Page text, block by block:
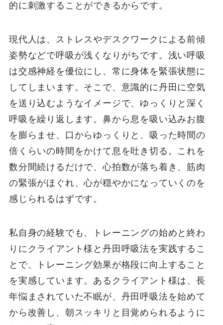
的に刺激することができるからです。
現代人は、ストレスやデスクワークによる前傾
姿勢などで呼吸が浅くなりがちです。浅い呼吸
は交感神経を優位にし、常に身体を緊張状態に
してしまいます。そこで、意識的に丹田に空気
を送り込むようなイメージで、ゆっくりと深く
呼吸を繰り返します。鼻から息を吸い込みお腹
を膨らませ、口からゆっくりと、吸った時間の
倍くらいの時間をかけて息を吐き切る。これを
数分間続けるだけで、心拍数が落ち着き、筋肉
の緊張がほぐれ、心が穏やかになっていくのを
感じられるはずです。
私自身の経験でも、トレーニングの始めと終わ
りにクライアント様と丹田呼吸法を実践するこ
とで、トレーニング効果が格段に向上すること
を実感しています。あるクライアント様は、長
年悩まされていた不眠が、丹田呼吸法を始めて
から改善し、朝スッキリと目覚められるように